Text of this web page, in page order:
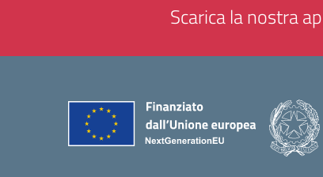
Scarica la nostra